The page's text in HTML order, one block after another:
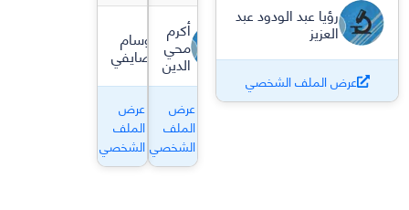
رؤيا عبد الودود عبد
العزيز
عرض الملف الشخصي
أكرم
محي
الدين
عرض
الملف
الشخصي
وسام
صايفي
عرض
الملف
الشخصي